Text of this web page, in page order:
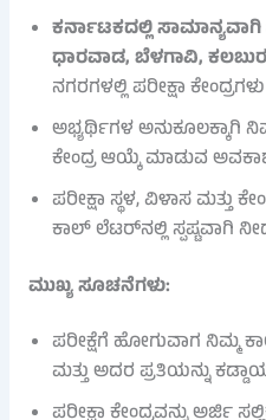
ಕರ್ನಾಟಕದಲ್ಲಿ ಸಾಮಾನ್ಯವಾಗಿ
ಧಾರವಾಡ, ಬೆಳಗಾವಿ,
ನಗರಗಳಲ್ಲಿ ಪರೀಕ್ಷಾ
ಅಭ್ಯರ್ಥಿಗಳ ಅನುಕೂಲಕ್ಕಾಗಿ
ಕೇಂದ್ರ ಆಯ್ಕೆ ಮಾಡುವ
ಪರೀಕ್ಷಾ ಸ್ಥಳ, ವಿಳಾಸ ಮತ್ತು
ಕಾಲ್ ಲೆಟರ್‌ನಲ್ಲಿ ಸ್ಪಷ್ಟವಾಗಿ
ಮುಖ್ಯ ಸೂಚನೆಗಳು:
ಪರೀಕ್ಷೆಗೆ ಹೋಗುವಾಗ ನಿಮ್ಮ
ಮತ್ತು ಅದರ ಪ್ರತಿಯನ್ನು
ಪರೀಕ್ಷಾ ಕೇಂದ್ರವನ್ನು ಅರ್ಜಿ